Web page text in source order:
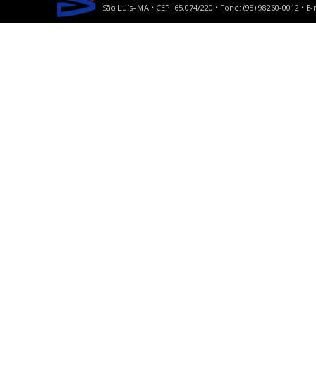
São Luís–MA • CEP: 65.074/220 • Fone: (98) 98260-0012